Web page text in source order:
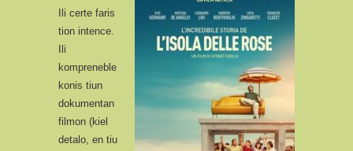
Ili certe faris
tion intence.
Ili
kompreneble
konis tiun
dokumentan
filmon (kiel
detalo, en tiu